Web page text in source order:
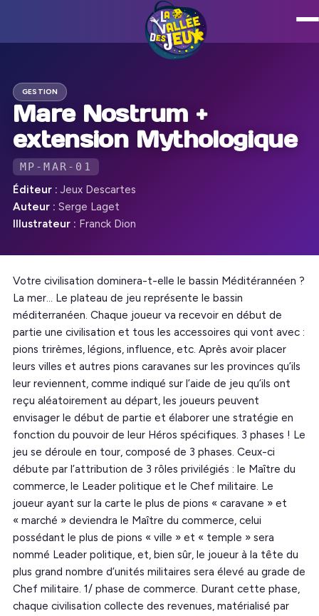
GESTION
Mare Nostrum +
extension Mythologique
MP-MAR-01
Éditeur : Jeux Descartes
Auteur : Serge Laget
Illustrateur : Franck Dion
Votre civilisation dominera-t-elle le bassin Méditérannéen ?
La mer… Le plateau de jeu représente le bassin
méditerranéen. Chaque joueur va recevoir en début de
partie une civilisation et tous les accessoires qui vont avec :
pions trirèmes, légions, influence, etc. Après avoir placer
leurs villes et autres pions caravanes sur les provinces qu’ils
leur reviennent, comme indiqué sur l’aide de jeu qu’ils ont
reçu aléatoirement au départ, les joueurs peuvent
envisager le début de partie et élaborer une stratégie en
fonction du pouvoir de leur Héros spécifiques. 3 phases ! Le
jeu se déroule en tour, composé de 3 phases. Ceux-ci
débute par l’attribution de 3 rôles privilégiés : le Maître du
commerce, le Leader politique et le Chef militaire. Le
joueur ayant sur la carte le plus de pions « caravane » et
« marché » deviendra le Maître du commerce, celui
possédant le plus de pions « ville » et « temple » sera
nommé Leader politique, et, bien sûr, le joueur à la tête du
plus grand nombre d’unités militaires sera élevé au grade de
Chef militaire. 1/ phase de commerce. Durant cette phase,
chaque civilisation collecte des revenues, matérialisé par